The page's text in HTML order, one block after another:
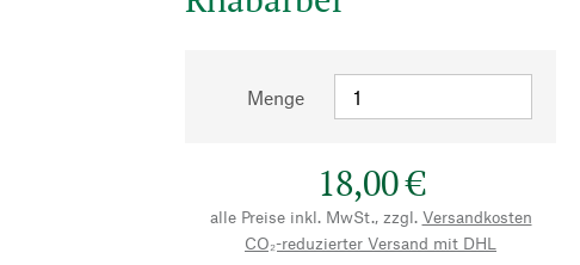
Menge
18,00 €
alle Preise inkl. MwSt., zzgl. Versandkosten
CO₂-reduzierter Versand mit DHL